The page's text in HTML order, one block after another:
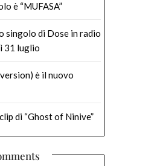
è “MUFASA”
singolo di Dose in radio
31 luglio
è il nuovo
di “Ghost of Ninive”